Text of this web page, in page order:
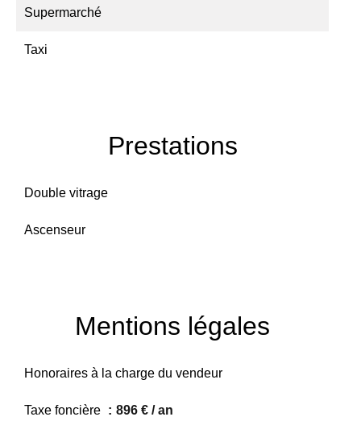
Supermarché
Taxi
Prestations
Double vitrage
Ascenseur
Mentions légales
Honoraires à la charge du vendeur
Taxe foncière 896 € / an